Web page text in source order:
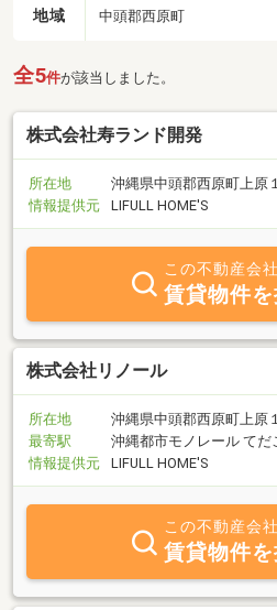
地域 中頭郡西原町
全5件が該当しました。
株式会社寿ランド開発
所在地
沖縄県中頭郡西原町上原
情報提供元
LIFULL HOME'S
この不動産会
賃貸物件
株式会社リノール
所在地
沖縄県中頭郡西原町上原
最寄駅
沖縄都市モノレール てだ
情報提供元
LIFULL HOME'S
この不動産会
賃貸物件